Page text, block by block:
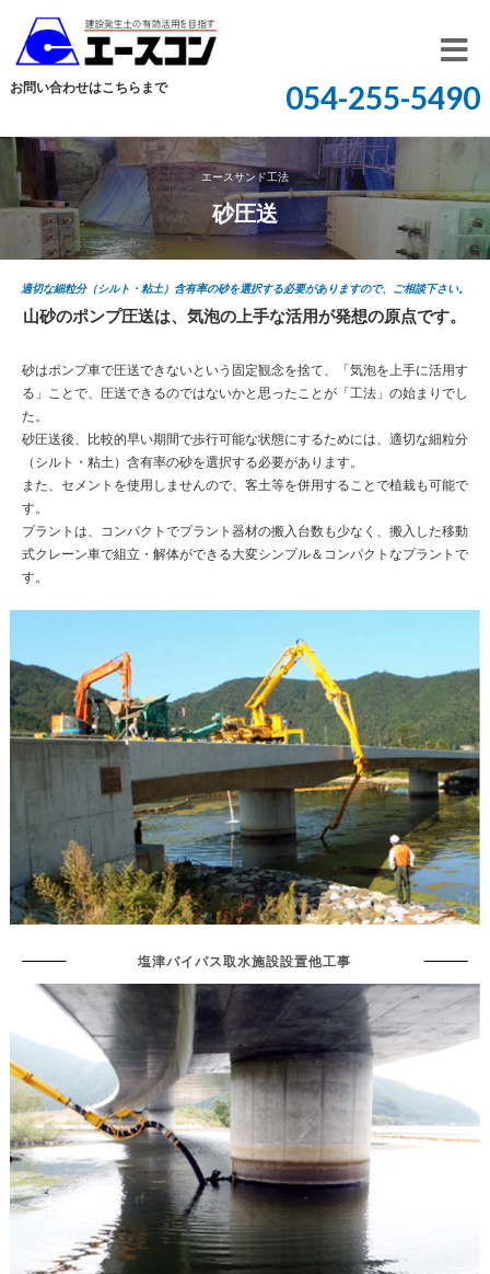
開
く
お問い合わせはこちらまで 054-255-5490
エースサンド工法
砂圧送
適切な細粒分（シルト・粘土）含有率の砂を選択する必要がありますので、ご相談下さい。
山砂のポンプ圧送は、気泡の上手な活用が発想の原点です。
砂はポンプ車で圧送できないという固定観念を捨て、「気泡を上手に活用す
る」ことで、圧送できるのではないかと思ったことが「工法」の始まりでし
た。
砂圧送後、比較的早い期間で歩行可能な状態にするためには、適切な細粒分
（シルト・粘土）含有率の砂を選択する必要があります。
また、セメントを使用しませんので、客土等を併用することで植栽も可能で
す。
プラントは、コンパクトでプラント器材の搬入台数も少なく、搬入した移動
式クレーン車で組立・解体ができる大変シンプル＆コンパクトなプラントで
す。
塩津バイパス取水施設設置他工事